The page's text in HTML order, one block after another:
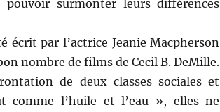
surmonter leurs différences
écrit par l’actrice Jeanie Macpherson
nombre de films de Cecil B. DeMille.
de deux classes sociales et
comme l’huile et l’eau », elles ne